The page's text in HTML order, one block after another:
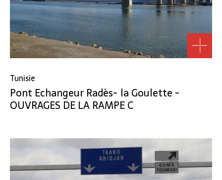
Tunisie
Pont Echangeur Radès- la Goulette -
OUVRAGES DE LA RAMPE C